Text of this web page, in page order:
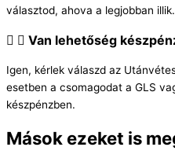
választod, ahova a legjobban illik.
Van lehetőség
Igen, kérlek válaszd az
esetben a csomagodat a GLS
készpénzben.
Mások ezeket is